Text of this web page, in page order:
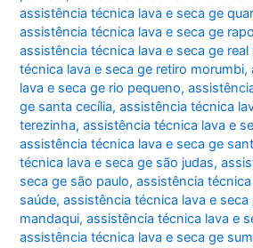
assistência técnica lava e seca ge
assistência técnica lava e seca ge
assistência técnica lava e seca ge real
técnica lava e seca ge retiro morumbi,
lava e seca ge rio pequeno,
ge santa cecília,assistência técnica
terezinha,assistência técnica lava e
assistência técnica lava e seca ge
técnica lava e seca ge são judas,
seca ge são paulo,assistência
saúde,assistência técnica lava e
mandaqui,assistência técnica lava e
assistência técnica lava e seca ge